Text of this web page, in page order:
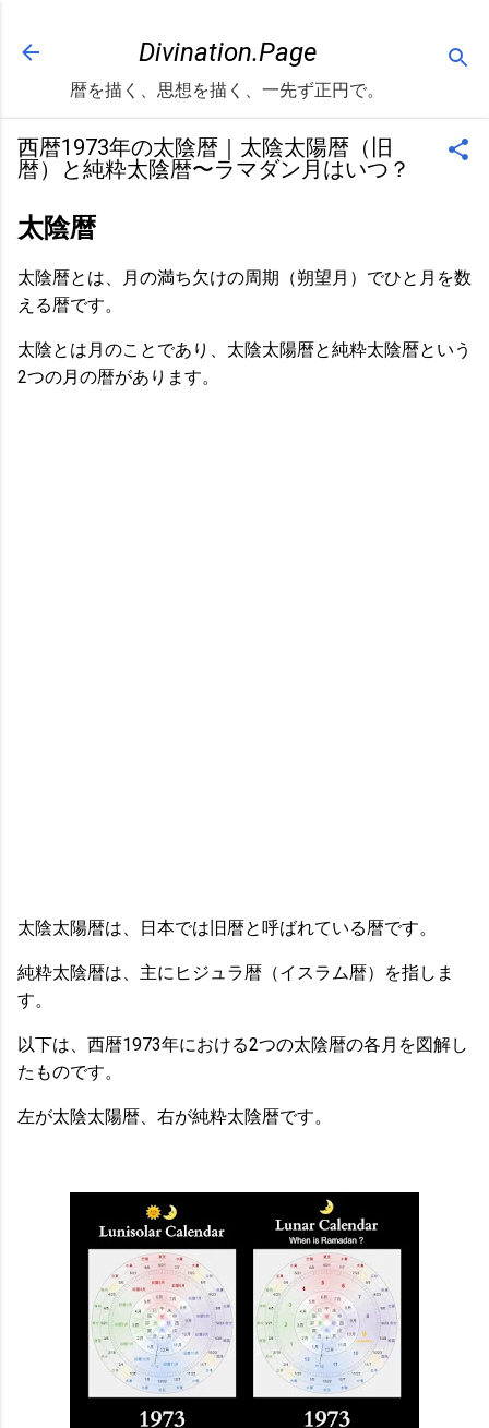
Divination.Page
暦を描く、思想を描く、一先ず正円で。
西暦1973年の太陰暦｜太陰太陽暦（旧
暦）と純粋太陰暦〜ラマダン月はいつ？
太陰暦
太陰暦とは、月の満ち欠けの周期（朔望月）でひと月を数
える暦です。
太陰とは月のことであり、太陰太陽暦と純粋太陰暦という
2つの月の暦があります。
太陰太陽暦は、日本では旧暦と呼ばれている暦です。
純粋太陰暦は、主にヒジュラ暦（イスラム暦）を指しま
す。
以下は、西暦1973年における2つの太陰暦の各月を図解し
たものです。
左が太陰太陽暦、右が純粋太陰暦です。